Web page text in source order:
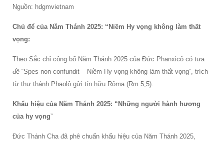
Nguồn: hdgmvietnam
Chủ để của Năm Thánh 2025: “Niềm Hy vọng không làm thất
vọng:
Theo Sắc chỉ công bố Năm Thánh 2025 của Đức Phanxicô có tựa
đề “Spes non confundit – Niềm Hy vọng không làm thất vọng”, trích
từ thư thánh Phaolô gửi tín hữu Rôma (Rm 5,5).
Khẩu hiệu của Năm Thánh 2025: “Những người hành hương
của hy vọng”
Đức Thánh Cha đã phê chuẩn khẩu hiệu của Năm Thánh 2025,